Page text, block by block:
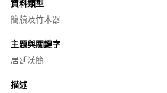
資料類型
簡牘及竹木器
主題與關鍵字
居延漢簡
描述